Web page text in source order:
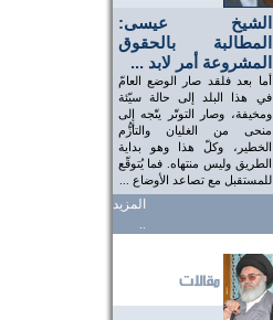
الشيخ عيسى:
المطالبة بالحقوق
المشروعة أمر لابد ...
أما بعد فلقد صار الوضع العامّ
في هذا البلد إلى حالة سيّئة
ومخيفة، وصار التوتّر يتّجه إلى
منحى من الغليان والتأزُّم
الخطير، وكلّ هذا وهو بداية
الطريق وليس منتهاه. فما يُتوقّع
للمستقبل مع تصاعد الأوضاع ...
المزيد
..